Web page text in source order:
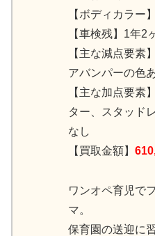
【ボディカラー
【車検残】1年2
【主な減点要素
アバンパーの色
【主な加点要素
ター、スタッド
なし
【買取金額】
ワンオペ育児で
マ。
保育園の送迎に